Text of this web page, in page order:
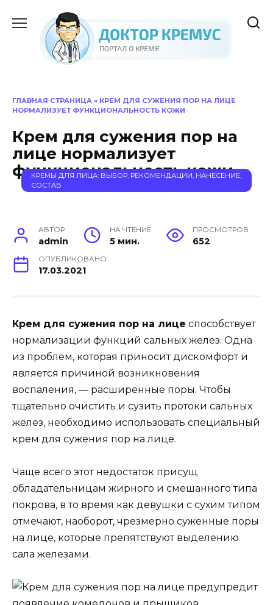
содержанию
ГЛАВНАЯ СТРАНИЦА » КРЕМ ДЛЯ СУЖЕНИЯ ПОР НА ЛИЦЕ
НОРМАЛИЗУЕТ ФУНКЦИОНАЛЬНОСТЬ КОЖИ
Крем для сужения пор на
лице нормализует
функциональность кожи
КРЕМЫ ДЛЯ ЛИЦА: ВЫБОР, РЕКОМЕНДАЦИИ, НАНЕСЕНИЕ,
СОСТАВ
АВТОР
admin
НА ЧТЕНИЕ
5 мин.
ПРОСМОТРОВ
652
ОПУБЛИКОВАНО
17.03.2021
Крем для сужения пор на лице способствует
нормализации функций сальных желез. Одна
из проблем, которая приносит дискомфорт и
является причиной возникновения
воспаления, — расширенные поры. Чтобы
тщательно очистить и сузить протоки сальных
желез, необходимо использовать специальный
крем для сужения пор на лице.
Чаще всего этот недостаток присущ
обладательницам жирного и смешанного типа
покрова, в то время как девушки с сухим типом
отмечают, наоборот, чрезмерно суженные поры
на лице, которые препятствуют выделению
сала железами.